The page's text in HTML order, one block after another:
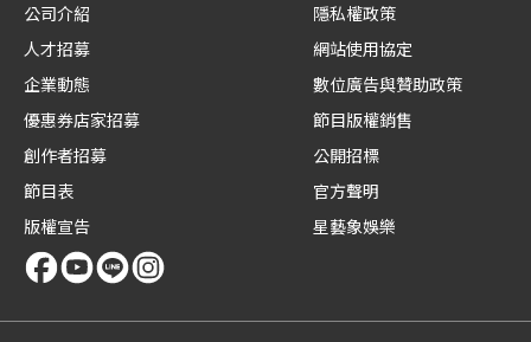
公司介紹
人才招募
企業動態
優惠券店家招募
創作者招募
節目表
版權宣告
隱私權政策
網站使用協定
數位廣告與贊助政策
節目版權銷售
公開招標
官方聲明
星藝象娛樂